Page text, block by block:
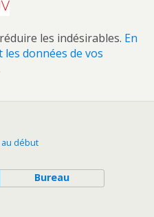
les indésirables. En
données de vos
début
Bureau